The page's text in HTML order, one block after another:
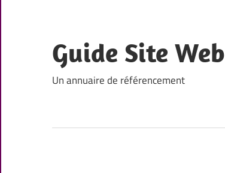
content
Guide Site Web
Un annuaire de référencement